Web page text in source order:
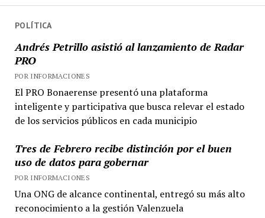
POLÍTICA
Andrés Petrillo asistió al lanzamiento de Radar
PRO
POR INFORMACIONES
El PRO Bonaerense presentó una plataforma
inteligente y participativa que busca relevar el estado
de los servicios públicos en cada municipio
Tres de Febrero recibe distinción por el buen
uso de datos para gobernar
POR INFORMACIONES
Una ONG de alcance continental, entregó su más alto
reconocimiento a la gestión Valenzuela